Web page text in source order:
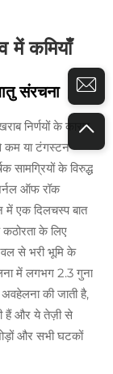
में कमियाँ
संरचना
निर्णयों के कारण
कम या टंगस्टन
सामग्रियों के विरुद्ध
ऑफ रॉक
में एक दिलचस्प बात
के लिए
से भरी भूमि के
में लगभग 2.3 गुना
की जाती है,
हैं और ये तेज़ी से
और सभी घटकों